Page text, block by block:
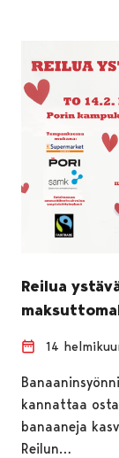
Reilua
14
kannattaa
banaaneja
Reilun…